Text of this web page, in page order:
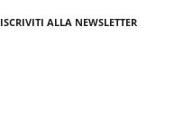
ISCRIVITI ALLA NEWSLETTER